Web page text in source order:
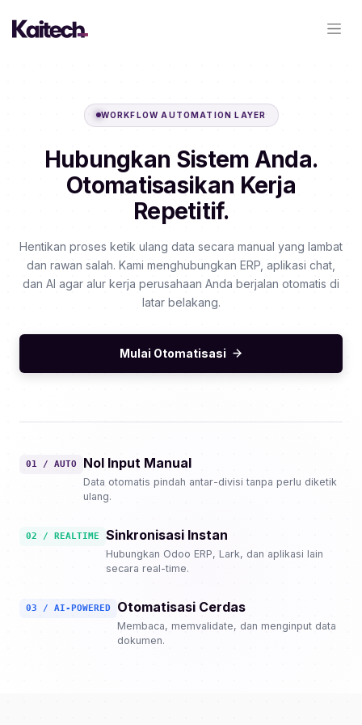
WORKFLOW AUTOMATION LAYER
Hubungkan Sistem Anda.
Otomatisasikan Kerja
Repetitif.
Hentikan proses ketik ulang data secara manual yang lambat
dan rawan salah. Kami menghubungkan ERP, aplikasi chat,
dan AI agar alur kerja perusahaan Anda berjalan otomatis di
latar belakang.
Mulai Otomatisasi
01 / AUTO Nol Input Manual
Data otomatis pindah antar-divisi tanpa perlu diketik
ulang.
02 / REALTIME Sinkronisasi Instan
Hubungkan Odoo ERP, Lark, dan aplikasi lain
secara real-time.
03 / AI-POWERED Otomatisasi Cerdas
Membaca, memvalidate, dan menginput data
dokumen.